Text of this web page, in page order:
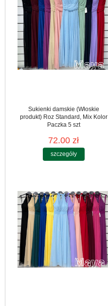
Sukienki damskie (Włoskie
produkt) Roz Standard, Mix Kolor
Paczka 5 szt
72.00 zł
szczegóły